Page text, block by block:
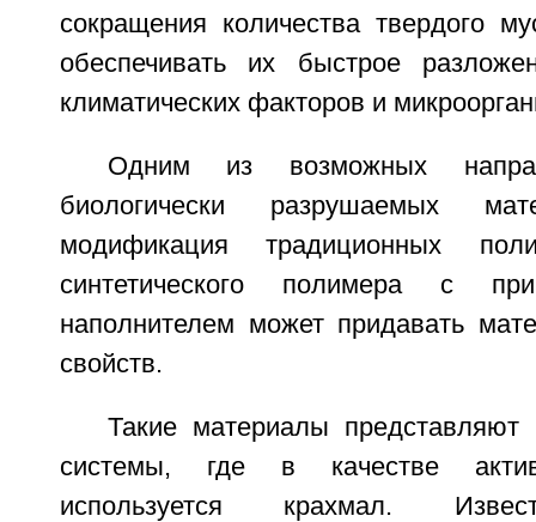
сокращения количества твердого
обеспечивать их быстрое
климатических факторов и
Одним из возможных
биологически разрушаемых
модификация традиционных
синтетического полимера с
наполнителем может придавать
свойств.
Такие материалы представляют
системы, где в качестве
используется крахмал.